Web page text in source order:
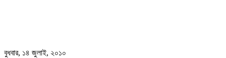
বুধবার, ১৪ জুলাই, ২০১০